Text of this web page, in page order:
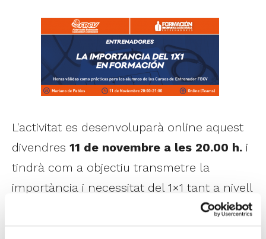
L'activitat es desenvoluparà online aquest
divendres 11 de novembre a les 20.00 h. i
tindrà com a objectiu transmetre la
importància i necessitat del 1×1 tant a nivell
ofensiu com defensiu com concepte clau